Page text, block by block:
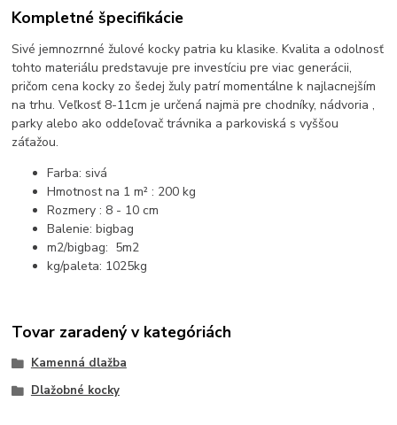
Kompletné špecifikácie
Sivé jemnozrnné žulové kocky patria ku klasike. Kvalita a odolnosť
tohto materiálu predstavuje pre investíciu pre viac generácii,
pričom cena kocky zo šedej žuly patrí momentálne k najlacnejším
na trhu. Veľkosť 8-11cm je určená najmä pre chodníky, nádvoria ,
parky alebo ako oddeľovač trávnika a parkoviská s vyššou
záťažou.
Farba: sivá
Hmotnost na 1 m² : 200 kg
Rozmery : 8 - 10 cm
Balenie: bigbag
m2/bigbag: 5m2
kg/paleta: 1025kg
Tovar zaradený v kategóriách
Kamenná dlažba
Dlažobné kocky